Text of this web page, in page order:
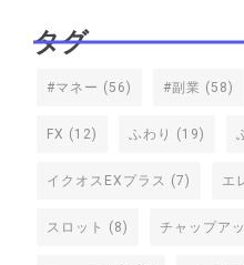
タグ
#マネー (56) #副業 (58)
FX (12) ふわり (19)
イクオスEXプラス (7) エ
スロット (8) チャップア